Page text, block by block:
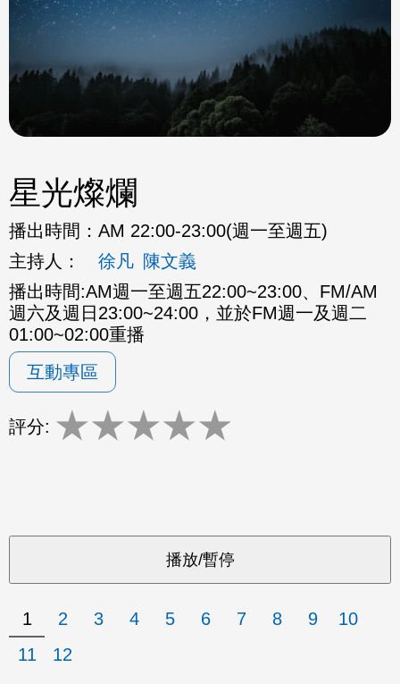
星光燦爛
播出時間： AM 22:00-23:00(週一至週五)
主持人：
徐凡 陳文義
播出時間:AM週一至週五22:00~23:00、FM/AM
週六及週日23:00~24:00，並於FM週一及週二
01:00~02:00重播
互動專區
評分: ★★★★★
1 2 3 4 5 6 7 8 9
10
11
12